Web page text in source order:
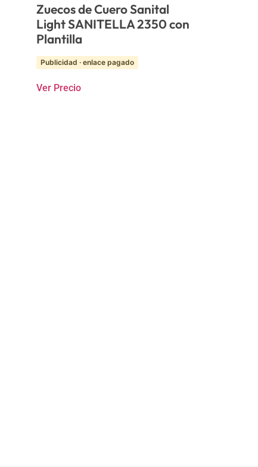
Zuecos de Cuero Sanital
Light SANITELLA 2350 con
Plantilla
Publicidad · enlace pagado
Ver Precio